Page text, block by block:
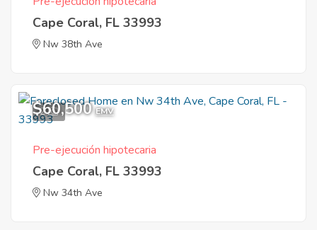
Cape Coral, FL 33993
Nw 38th Ave
2
$60,500 EMV
Pre-ejecución hipotecaria
Cape Coral, FL 33993
Nw 34th Ave